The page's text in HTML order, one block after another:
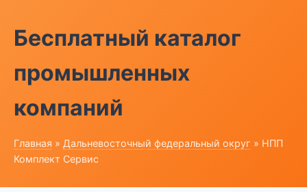
Бесплатный каталог
промышленных
компаний
Главная » Дальневосточный федеральный округ » НПП
Комплект Сервис